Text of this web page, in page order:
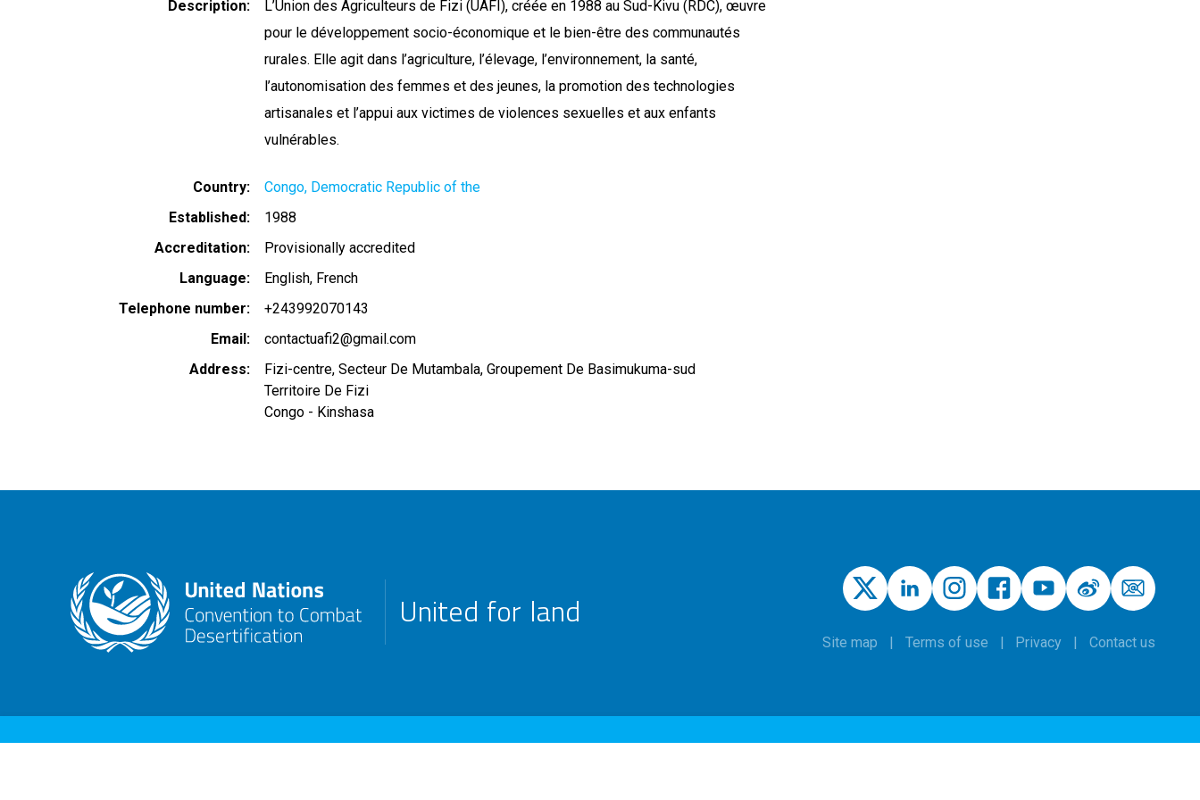
Description
L’Union des Agriculteurs de Fizi (UAFI), créée en 1988 au Sud-Kivu (RDC), œuvre
pour le développement socio-économique et le bien-être des communautés
rurales. Elle agit dans l’agriculture, l’élevage, l’environnement, la santé,
l’autonomisation des femmes et des jeunes, la promotion des technologies
artisanales et l’appui aux victimes de violences sexuelles et aux enfants
vulnérables.
Country
Congo, Democratic Republic of the
Established
1988
Accreditation
Provisionally accredited
Language
English French
Telephone number
+243992070143
Email
contactuafi2@gmail.com
Address
Fizi-centre, Secteur De Mutambala, Groupement De Basimukuma-sud
Territoire De Fizi
Congo - Kinshasa
United for land
Site map Terms of use Privacy Contact us